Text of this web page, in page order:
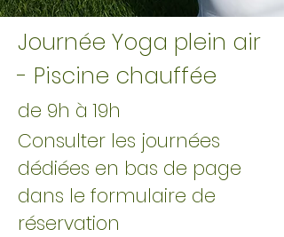
Journée Yoga plein air
- Piscine chauffée
de 9h à 19h
Consulter les journées
dédiées en bas de page
dans le formulaire de
réservation